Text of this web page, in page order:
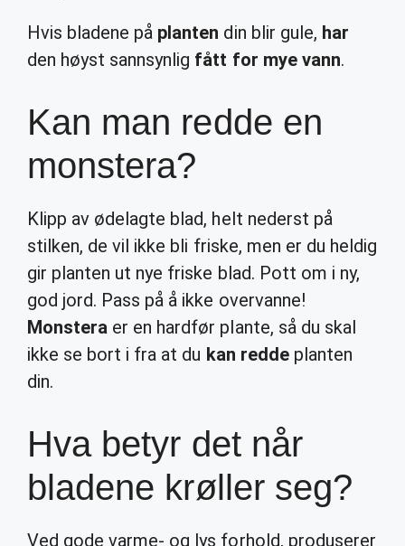
Hvis bladene på planten din blir gule, har
den høyst sannsynlig fått for mye vann.
Kan man redde en
monstera?
Klipp av ødelagte blad, helt nederst på
stilken, de vil ikke bli friske, men er du heldig
gir planten ut nye friske blad. Pott om i ny,
god jord. Pass på å ikke overvanne!
Monstera er en hardfør plante, så du skal
ikke se bort i fra at du kan reddeplanten
din.
Hva betyr det når
bladene krøller seg?
Ved gode varme- og lys forhold, produserer